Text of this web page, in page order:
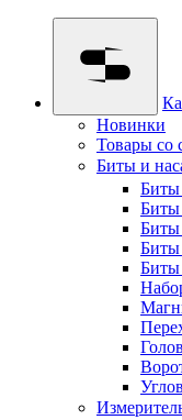
Новинки
Товары со
Биты и
Биты
Биты
Биты
Биты
Биты